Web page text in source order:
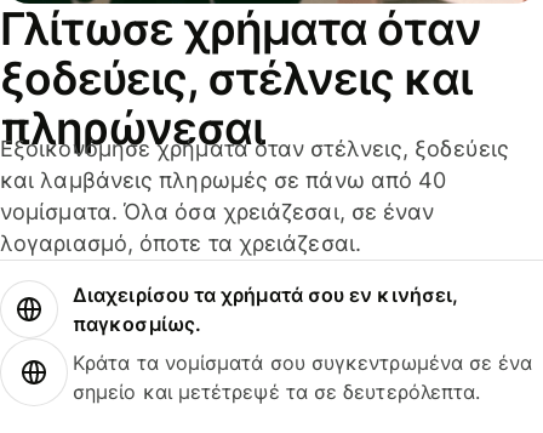
Γλίτωσε χρήματα όταν
ξοδεύεις, στέλνεις και
πληρώνεσαι
Εξοικονόμησε χρήματα όταν στέλνεις, ξοδεύεις
και λαμβάνεις πληρωμές σε πάνω από 40
νομίσματα. Όλα όσα χρειάζεσαι, σε έναν
λογαριασμό, όποτε τα χρειάζεσαι.
Διαχειρίσου τα χρήματά σου εν κινήσει,
παγκοσμίως.
Κράτα τα νομίσματά σου συγκεντρωμένα σε ένα
σημείο και μετέτρεψέ τα σε δευτερόλεπτα.